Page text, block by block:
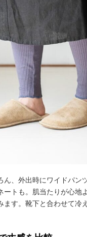
ん、外出時にワイドパン
ートも。肌当たりが心地
ます。靴下と合わせて冷